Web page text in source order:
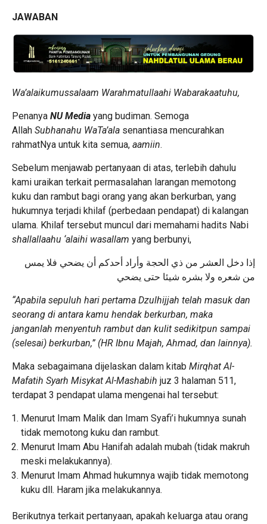
JAWABAN
Wa’alaikumussalaam Warahmatullaahi Wabarakaatuhu,
Penanya NU Media yang budiman. Semoga
Allah Subhanahu WaTa’ala senantiasa mencurahkan
rahmatNya untuk kita semua, aamiin.
Sebelum menjawab pertanyaan di atas, terlebih dahulu
kami uraikan terkait permasalahan larangan memotong
kuku dan rambut bagi orang yang akan berkurban, yang
hukumnya terjadi khilaf (perbedaan pendapat) di kalangan
ulama. Khilaf tersebut muncul dari memahami hadits Nabi
shallallaahu ‘alaihi wasallam yang berbunyi,
إذا دخل العشر من ذي الحجة وأراد أحدكم أن يضحي فلا يمس
من شعره ولا بشره شيئا حتى يضحي
“Apabila sepuluh hari pertama Dzulhijjah telah masuk dan
seorang di antara kamu hendak berkurban, maka
janganlah menyentuh rambut dan kulit sedikitpun sampai
(selesai) berkurban,” (HR Ibnu Majah, Ahmad, dan lainnya).
Maka sebagaimana dijelaskan dalam kitab Mirqhat Al-
Mafatih Syarh Misykat Al-Mashabih juz 3 halaman 511,
terdapat 3 pendapat ulama mengenai hal tersebut:
Menurut Imam Malik dan Imam Syafi’i hukumnya sunah
tidak memotong kuku dan rambut.
Menurut Imam Abu Hanifah adalah mubah (tidak makruh
meski melakukannya).
Menurut Imam Ahmad hukumnya wajib tidak memotong
kuku dll. Haram jika melakukannya.
Berikutnya terkait pertanyaan, apakah keluarga atau orang